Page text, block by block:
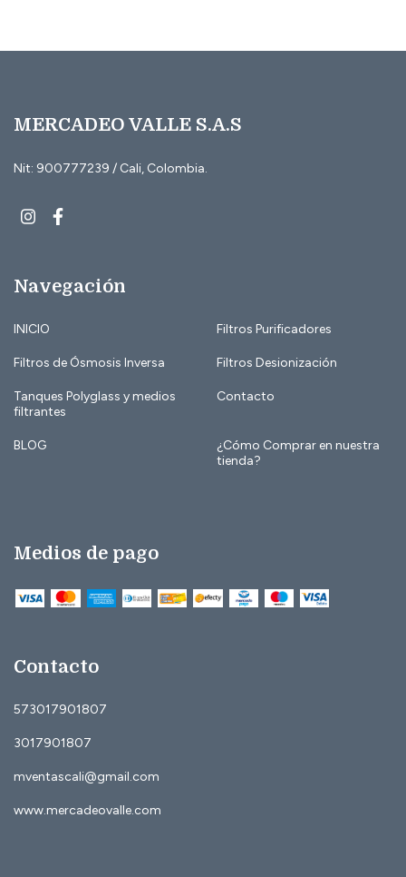
MERCADEO VALLE S.A.S
Nit: 900777239 / Cali, Colombia.
Navegación
INICIO Filtros Purificadores
Filtros de Ósmosis Inversa Filtros Desionización
Tanques Polyglass y medios
filtrantes
Contacto
BLOG
¿Cómo Comprar en nuestra
tienda?
Medios de pago
Contacto
573017901807
3017901807
mventascali@gmail.com
www.mercadeovalle.com